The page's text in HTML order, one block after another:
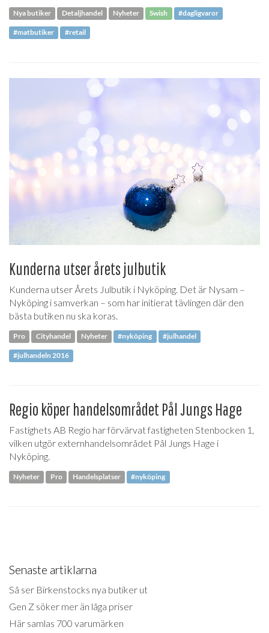
Nya butiker Detaljhandel Nyheter Swish #dagligvaror
#matbutiker #retail
Kunderna utser årets julbutik
Kunderna utser Årets Julbutik i Nyköping. Det är Nysam –
Nyköping i samverkan – som har initierat tävlingen där den
bästa butiken nu ska koras.
Pro Cityhandel Nyheter #nyköping #julhandel
#julhandeln 2016
Regio köper handelsområdet Pål Jungs Hage
Fastighets AB Regio har förvärvat fastigheten Stenbocken 1,
vilken utgör externhandelsområdet Pål Jungs Hage i
Nyköping.
Nyheter Pro Handelsplatser #nyköping
Senaste artiklarna
Så ser Birkenstocks nya butiker ut
Gen Z söker mer än låga priser
Här samlas 700 varumärken